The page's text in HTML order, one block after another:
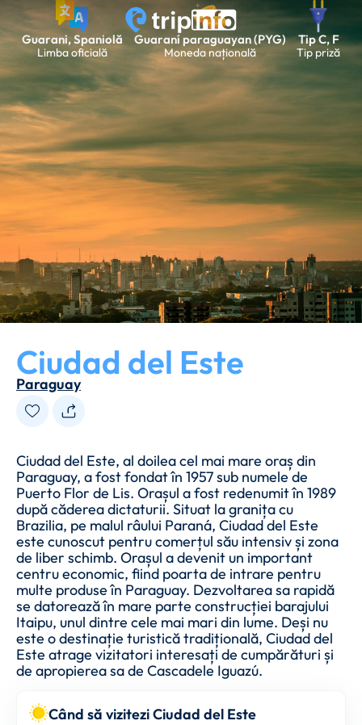
Guarani, Spaniolă
Limba oficială
Guaraní paraguayan (PYG)
Moneda națională
Tip C, F
Tip priză
Ciudad del Este
Paraguay
Ciudad del Este, al doilea cel mai mare oraș din
Paraguay, a fost fondat în 1957 sub numele de
Puerto Flor de Lis. Orașul a fost redenumit în 1989
după căderea dictaturii. Situat la granița cu
Brazilia, pe malul râului Paraná, Ciudad del Este
este cunoscut pentru comerțul său intensiv și zona
de liber schimb. Orașul a devenit un important
centru economic, fiind poarta de intrare pentru
multe produse în Paraguay. Dezvoltarea sa rapidă
se datorează în mare parte construcției barajului
Itaipu, unul dintre cele mai mari din lume. Deși nu
este o destinație turistică tradițională, Ciudad del
Este atrage vizitatori interesați de cumpărături și
de apropierea sa de Cascadele Iguazú.
Când să vizitezi Ciudad del Este